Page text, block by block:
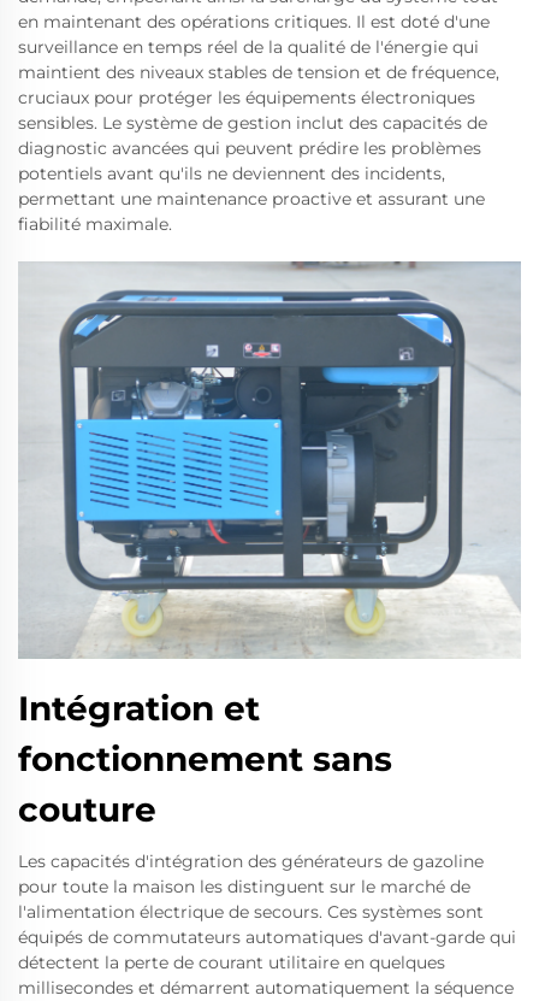
en maintenant des opérations critiques. Il est doté d'une
surveillance en temps réel de la qualité de l'énergie qui
maintient des niveaux stables de tension et de fréquence,
cruciaux pour protéger les équipements électroniques
sensibles. Le système de gestion inclut des capacités de
diagnostic avancées qui peuvent prédire les problèmes
potentiels avant qu'ils ne deviennent des incidents,
permettant une maintenance proactive et assurant une
fiabilité maximale.
Intégration et
fonctionnement sans
couture
Les capacités d'intégration des générateurs de gazoline
pour toute la maison les distinguent sur le marché de
l'alimentation électrique de secours. Ces systèmes sont
équipés de commutateurs automatiques d'avant-garde qui
détectent la perte de courant utilitaire en quelques
millisecondes et démarrent automatiquement la séquence